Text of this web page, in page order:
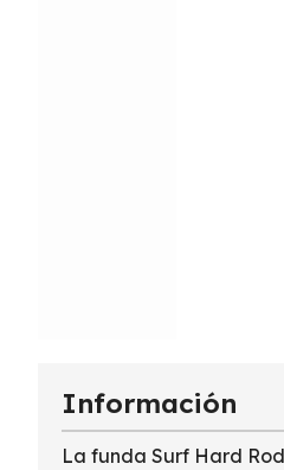
Información
La funda Surf Hard